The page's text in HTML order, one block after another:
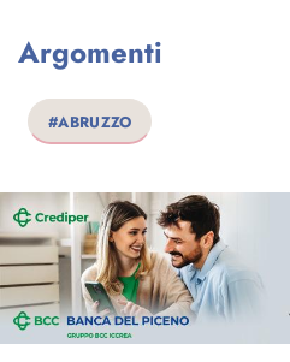
Argomenti
#ABRUZZO